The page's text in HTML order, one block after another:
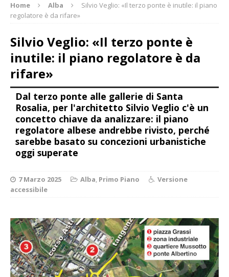
Home Alba
Silvio Veglio: «Il terzo ponte è inutile: il piano
regolatore è da rifare»
Silvio Veglio: «Il terzo ponte è
inutile: il piano regolatore è da
rifare»
Dal terzo ponte alle gallerie di Santa
Rosalia, per l'architetto Silvio Veglio c'è un
concetto chiave da analizzare: il piano
regolatore albese andrebbe rivisto, perché
sarebbe basato su concezioni urbanistiche
oggi superate
7 Marzo 2025 Alba, Primo Piano
Versione
accessibile